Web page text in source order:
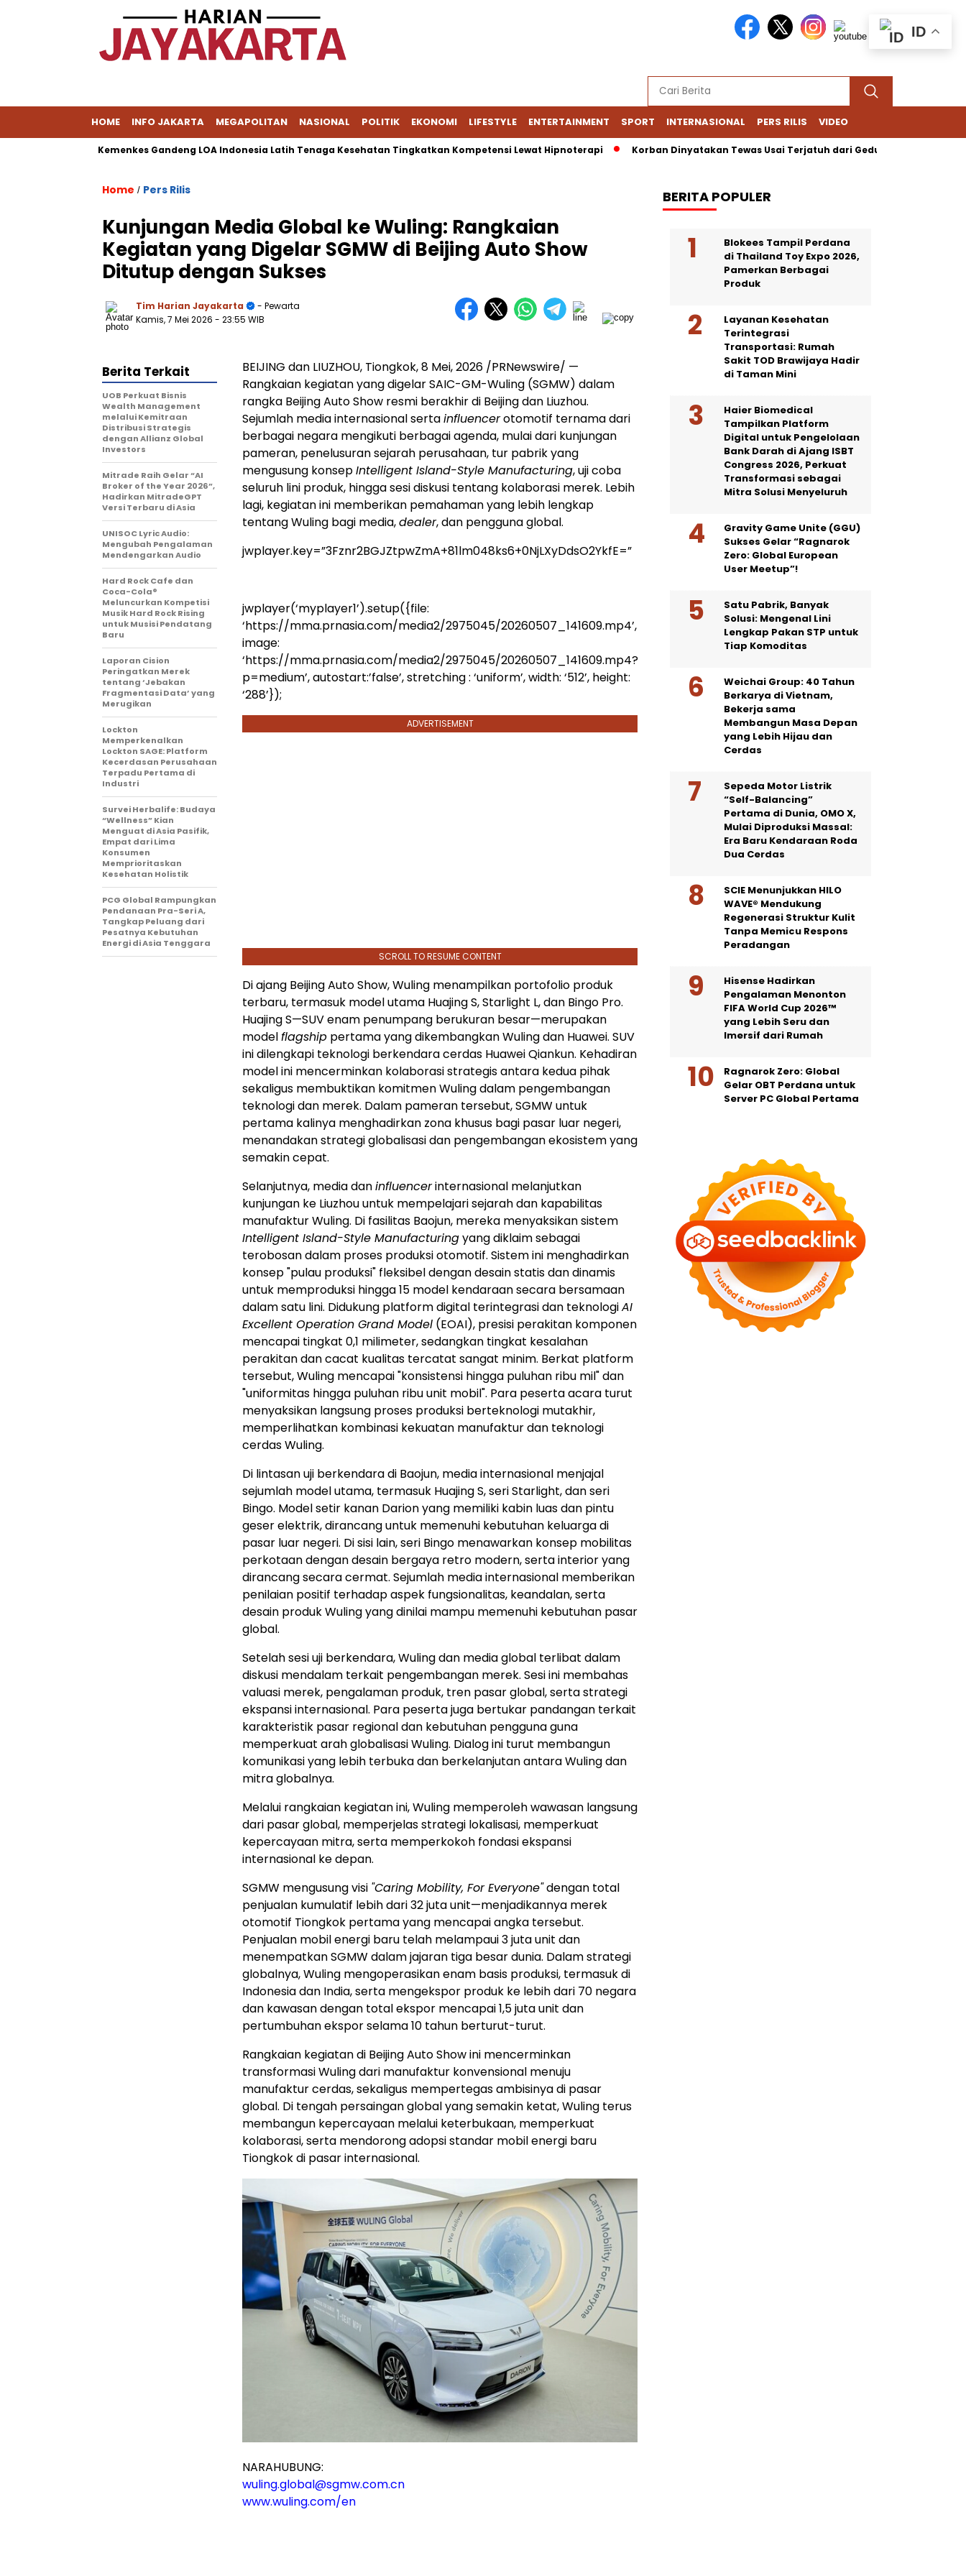
HOME INFO JAKARTA MEGAPOLITAN NASIONAL POLITIK EKONOMI LIFESTYLE ENTERTAINMENT SPORT INTERNASIONAL PERS RILIS VIDEO
Kemenkes Gandeng LOA Indonesia Latih Tenaga Kesehatan Tingkatkan Kompetensi Lewat Hipnoterapi Korban Dinyatakan Tewas Usai Terjatuh dari Gedung Lotte Avenue, Polisi
Home / Pers Rilis
Kunjungan Media Global ke Wuling: Rangkaian
Kegiatan yang Digelar SGMW di Beijing Auto Show
Ditutup dengan Sukses
Tim Harian Jayakarta
- Pewarta
Kamis, 7 Mei 2026 - 23:55 WIB
BEIJING dan LIUZHOU, Tiongkok,8 Mei, 2026 /PRNewswire/ —
Rangkaian kegiatan yang digelar SAIC-GM-Wuling (SGMW) dalam
rangka Beijing Auto Show resmi berakhir di Beijing dan Liuzhou.
Sejumlah media internasional sertainfluencerotomotif ternama dari
berbagai negara mengikuti berbagai agenda, mulai dari kunjungan
pameran, penelusuran sejarah perusahaan, tur pabrik yang
mengusung konsepIntelligent Island-Style Manufacturing, uji coba
seluruh lini produk, hingga sesi diskusi tentang kolaborasi merek. Lebih
lagi, kegiatan ini memberikan pemahaman yang lebih lengkap
tentang Wuling bagi media,dealer, dan pengguna global.
jwplayer.key=”3Fznr2BGJZtpwZmA+81lm048ks6+0NjLXyDdsO2YkfE=”
jwplayer(‘myplayer1’).setup({file:
‘https://mma.prnasia.com/media2/2975045/20260507_141609.mp4’,
image:
‘https://mma.prnasia.com/media2/2975045/20260507_141609.mp4?
p=medium’, autostart:’false’, stretching : ‘uniform’, width: ‘512’, height:
‘288’});
ADVERTISEMENT
SCROLL TO RESUME CONTENT
Di ajang Beijing Auto Show, Wuling menampilkan portofolio produk
terbaru, termasuk model utama Huajing S, Starlight L, dan Bingo Pro.
Huajing S—SUV enam penumpang berukuran besar—merupakan
modelflagship pertama yang dikembangkan Wuling dan Huawei. SUV
ini dilengkapi teknologi berkendara cerdas Huawei Qiankun. Kehadiran
model ini mencerminkan kolaborasi strategis antara kedua pihak
sekaligus membuktikan komitmen Wuling dalam pengembangan
teknologi dan merek. Dalam pameran tersebut, SGMW untuk
pertama kalinya menghadirkan zona khusus bagi pasar luar negeri,
menandakan strategi globalisasi dan pengembangan ekosistem yang
semakin cepat.
Selanjutnya, media daninfluencerinternasional melanjutkan
kunjungan ke Liuzhou untuk mempelajari sejarah dan kapabilitas
manufaktur Wuling. Di fasilitas Baojun, mereka menyaksikan sistem
Intelligent Island-Style Manufacturingyang diklaim sebagai
terobosan dalam proses produksi otomotif. Sistem ini menghadirkan
konsep "pulau produksi" fleksibel dengan desain statis dan dinamis
untuk memproduksi hingga 15 model kendaraan secara bersamaan
dalam satu lini. Didukung platform digital terintegrasi dan teknologiAI
Excellent Operation Grand Model (EOAI), presisi perakitan komponen
mencapai tingkat 0,1 milimeter, sedangkan tingkat kesalahan
perakitan dan cacat kualitas tercatat sangat minim. Berkat platform
tersebut, Wuling mencapai "konsistensi hingga puluhan ribu mil" dan
"uniformitas hingga puluhan ribu unit mobil". Para peserta acara turut
menyaksikan langsung proses produksi berteknologi mutakhir,
memperlihatkan kombinasi kekuatan manufaktur dan teknologi
cerdas Wuling.
Di lintasan uji berkendara di Baojun, media internasional menjajal
sejumlah model utama, termasuk Huajing S, seri Starlight, dan seri
Bingo. Model setir kanan Darion yang memiliki kabin luas dan pintu
geser elektrik, dirancang untuk memenuhi kebutuhan keluarga di
pasar luar negeri. Di sisi lain, seri Bingo menawarkan konsep mobilitas
perkotaan dengan desain bergaya retro modern, serta interior yang
dirancang secara cermat. Sejumlah media internasional memberikan
penilaian positif terhadap aspek fungsionalitas, keandalan, serta
desain produk Wuling yang dinilai mampu memenuhi kebutuhan pasar
global.
Setelah sesi uji berkendara, Wuling dan media global terlibat dalam
diskusi mendalam terkait pengembangan merek. Sesi ini membahas
valuasi merek, pengalaman produk, tren pasar global, serta strategi
ekspansi internasional. Para peserta juga bertukar pandangan terkait
karakteristik pasar regional dan kebutuhan pengguna guna
memperkuat arah globalisasi Wuling. Dialog ini turut membangun
komunikasi yang lebih terbuka dan berkelanjutan antara Wuling dan
mitra globalnya.
Melalui rangkaian kegiatan ini, Wuling memperoleh wawasan langsung
dari pasar global, memperjelas strategi lokalisasi, memperkuat
kepercayaan mitra, serta memperkokoh fondasi ekspansi
internasional ke depan.
SGMW mengusung visi "Caring Mobility, For Everyone"dengan total
penjualan kumulatif lebih dari 32 juta unit—menjadikannya merek
otomotif Tiongkok pertama yang mencapai angka tersebut.
Penjualan mobil energi baru telah melampaui 3 juta unit dan
menempatkan SGMW dalam jajaran tiga besar dunia. Dalam strategi
globalnya, Wuling mengoperasikan enam basis produksi, termasuk di
Indonesia dan India, serta mengekspor produk ke lebih dari 70 negara
dan kawasan dengan total ekspor mencapai 1,5 juta unit dan
pertumbuhan ekspor selama 10 tahun berturut-turut.
Rangkaian kegiatan di Beijing Auto Show ini mencerminkan
transformasi Wuling dari manufaktur konvensional menuju
manufaktur cerdas, sekaligus mempertegas ambisinya di pasar
global. Di tengah persaingan global yang semakin ketat, Wuling terus
membangun kepercayaan melalui keterbukaan, memperkuat
kolaborasi, serta mendorong adopsi standar mobil energi baru
Tiongkok di pasar internasional.
NARAHUBUNG:
wuling.global@sgmw.com.cn
www.wuling.com/en
Berita Terkait
UOB Perkuat Bisnis
Wealth Management
melalui Kemitraan
Distribusi Strategis
dengan Allianz Global
Investors
Mitrade Raih Gelar “AI
Broker of the Year 2026”,
Hadirkan MitradeGPT
Versi Terbaru di Asia
UNISOC Lyric Audio:
Mengubah Pengalaman
Mendengarkan Audio
Hard Rock Cafe dan
Coca-Cola®
Meluncurkan Kompetisi
Musik Hard Rock Rising
untuk Musisi Pendatang
Baru
Laporan Cision
Peringatkan Merek
tentang ‘Jebakan
Fragmentasi Data’ yang
Merugikan
Lockton
Memperkenalkan
Lockton SAGE: Platform
Kecerdasan Perusahaan
Terpadu Pertama di
Industri
Survei Herbalife: Budaya
“Wellness” Kian
Menguat di Asia Pasifik,
Empat dari Lima
Konsumen
Memprioritaskan
Kesehatan Holistik
PCG Global Rampungkan
Pendanaan Pra-Seri A,
Tangkap Peluang dari
Pesatnya Kebutuhan
Energi di Asia Tenggara
BERITA POPULER
Blokees Tampil Perdana
di Thailand Toy Expo 2026,
Pamerkan Berbagai
Produk
Layanan Kesehatan
Terintegrasi
Transportasi: Rumah
Sakit TOD Brawijaya Hadir
di Taman Mini
Haier Biomedical
Tampilkan Platform
Digital untuk Pengelolaan
Bank Darah di Ajang ISBT
Congress 2026, Perkuat
Transformasi sebagai
Mitra Solusi Menyeluruh
Gravity Game Unite (GGU)
Sukses Gelar “Ragnarok
Zero: Global European
User Meetup”!
Satu Pabrik, Banyak
Solusi: Mengenal Lini
Lengkap Pakan STP untuk
Tiap Komoditas
Weichai Group: 40 Tahun
Berkarya di Vietnam,
Bekerja sama
Membangun Masa Depan
yang Lebih Hijau dan
Cerdas
Sepeda Motor Listrik
“Self-Balancing”
Pertama di Dunia, OMO X,
Mulai Diproduksi Massal:
Era Baru Kendaraan Roda
Dua Cerdas
SCIE Menunjukkan HILO
WAVE® Mendukung
Regenerasi Struktur Kulit
Tanpa Memicu Respons
Peradangan
Hisense Hadirkan
Pengalaman Menonton
FIFA World Cup 2026™
yang Lebih Seru dan
Imersif dari Rumah
Ragnarok Zero: Global
Gelar OBT Perdana untuk
Server PC Global Pertama
ID